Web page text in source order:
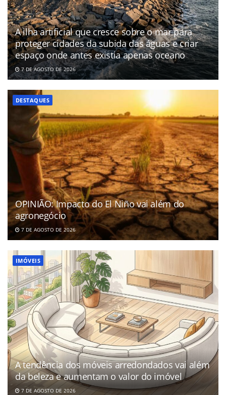
A ilha artificial que cresce sobre o mar para
proteger cidades da subida das águas e criar
espaço onde antes existia apenas oceano
7 DE AGOSTO DE 2026
DESTAQUES
OPINIÃO: Impacto do El Niño vai além do
agronegócio
7 DE AGOSTO DE 2026
IMÓVEIS
A tendência dos móveis arredondados vai além
da beleza e aumentam o valor do imóvel
7 DE AGOSTO DE 2026